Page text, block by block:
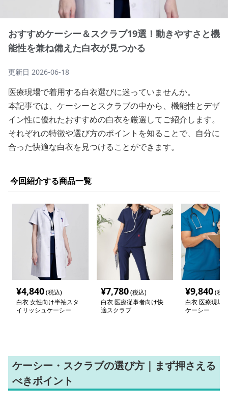
おすすめケーシー＆スクラブ19選！動きやすさと機
能性を兼ね備えた白衣が見つかる
更新日 2026-06-18
医療現場で着用する白衣選びに迷っていませんか。
本記事では、ケーシーとスクラブの中から、機能性とデザ
イン性に優れたおすすめの白衣を厳選してご紹介します。
それぞれの特徴や選び方のポイントを知ることで、自分に
合った快適な白衣を見つけることができます。
今回紹介する商品一覧
¥4,840(税込)
白衣 女性向け半袖スタ
イリッシュケーシー
¥7,780(税込)
白衣 医療従事者向け快
適スクラブ
¥9,840(税
白衣 医療現場
ケーシー
ケーシー・スクラブの選び方｜まず押さえる
べきポイント